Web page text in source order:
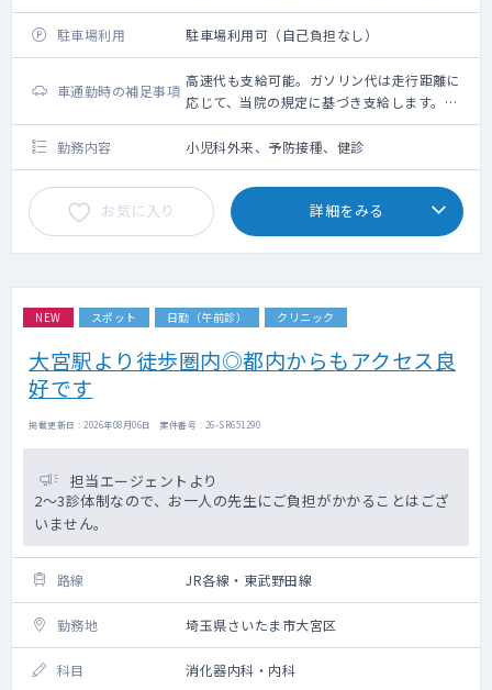
駐車場利用 駐車場利用可（自己負担なし）
車通勤時の補足事項
高速代も支給可能。ガソリン代は走行距離に
応じて、当院の規定に基づき支給します。終
日勤務の場合の新幹線・航空機利用時は交通
費を支給します（支給要件：片道２時間以上
または直線距離150km以上）
勤務内容 小児科外来、予防接種、健診
お気に入り 詳細をみる
NEW スポット 日勤（午前診） クリニック
大宮駅より徒歩圏内◎都内からもアクセス良
好です
掲載更新日 : 2026年08月06日 案件番号 : 26-SR651290
担当エージェントより
2〜3診体制なので、お一人の先生にご負担がかかることはござ
いません。
路線 JR各線・東武野田線
勤務地 埼玉県さいたま市大宮区
科目 消化器内科・内科